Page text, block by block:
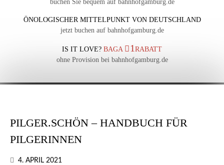
buchen Sie bequem auf bahnhofgamburg.de
ÖNOLOGISCHER MITTELPUNKT VON DEUTSCHLAND
jetzt buchen auf bahnhofgamburg.de
IS IT LOVE?BAGA 1 RABATT
ohne Provision bei bahnhofgamburg.de
PILGER.SCHÖN – HANDBUCH FÜR
PILGERINNEN
4. APRIL 2021